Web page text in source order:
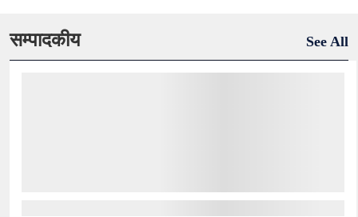
सम्पादकीय See All